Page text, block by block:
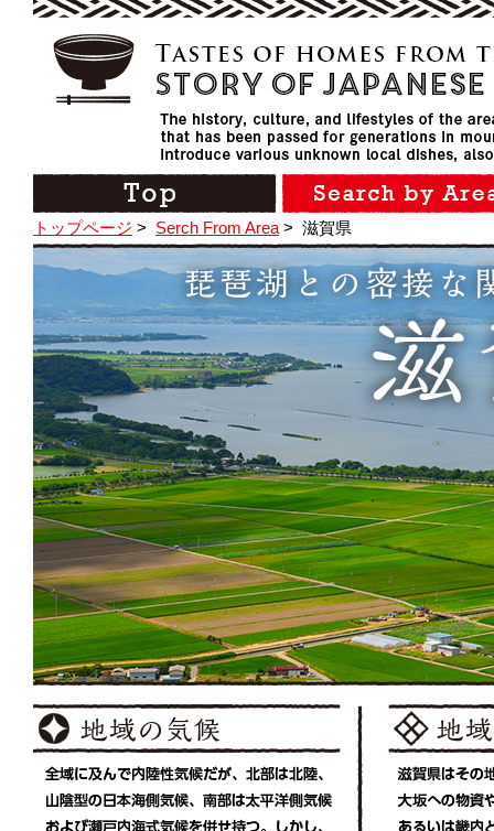
トップページ > Serch From Area > 滋賀県